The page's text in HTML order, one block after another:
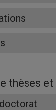
thèses et